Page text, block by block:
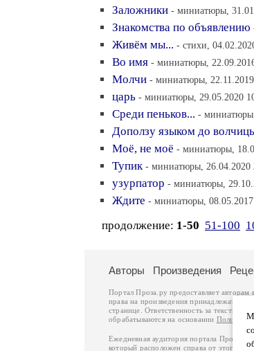
Заложники - миниатюры,
Знакомства по объявлению
Живём мы... - стихи,
Во имя - миниатюры,
Молчи - миниатюры,
царь - миниатюры, 29.05.2020
Среди пеньков... -
Доползу языком до
Моё, не моё - миниатюры,
Тупик - миниатюры, 26.04.2020
узурпатор - миниатюры,
Ждите - миниатюры,
продолжение: 1-50 51-100
Авторы Произведения
Портал Проза.ру предоставляет
права на произведения принадлежат
странице. Ответственность за тексты
обрабатываются на основании Политики
Ежедневная аудитория портала
который расположен справа от этого